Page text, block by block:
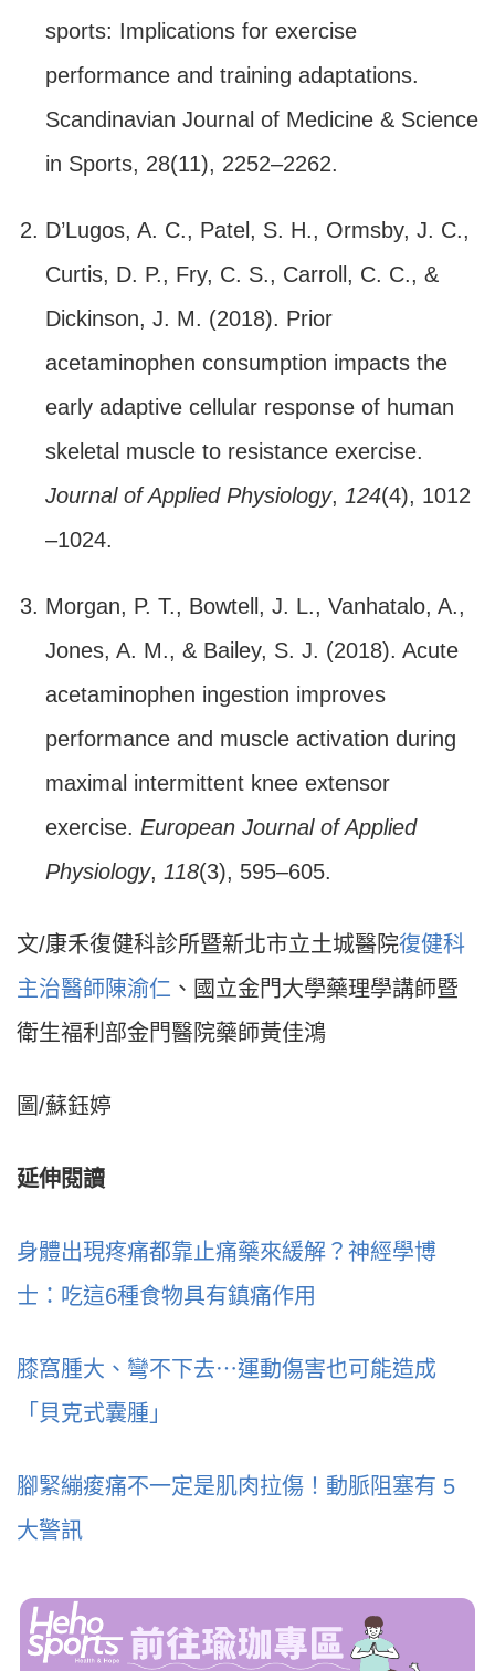
sports: Implications for exercise
performance and training adaptations.
Scandinavian Journal of Medicine & Science
in Sports, 28(11), 2252–2262.
D’Lugos, A. C., Patel, S. H., Ormsby, J. C.,
Curtis, D. P., Fry, C. S., Carroll, C. C., &
Dickinson, J. M. (2018). Prior
acetaminophen consumption impacts the
early adaptive cellular response of human
skeletal muscle to resistance exercise.
Journal of Applied Physiology, 124(4), 1012
–1024.
Morgan, P. T., Bowtell, J. L., Vanhatalo, A.,
Jones, A. M., & Bailey, S. J. (2018). Acute
acetaminophen ingestion improves
performance and muscle activation during
maximal intermittent knee extensor
exercise. European Journal of Applied
Physiology, 118(3), 595–605.
文/康禾復健科診所暨新北市立土城醫院復健科
主治醫師陳渝仁 、國立金門大學藥理學講師暨
衛生福利部金門醫院藥師黃佳鴻
圖/蘇鈺婷
延伸閱讀
身體出現疼痛都靠止痛藥來緩解？神經學博
士：吃這6種食物具有鎮痛作用
膝窩腫大、彎不下去⋯運動傷害也可能造成
「貝克式囊腫」
腳緊繃痠痛不一定是肌肉拉傷！動脈阻塞有 5
大警訊